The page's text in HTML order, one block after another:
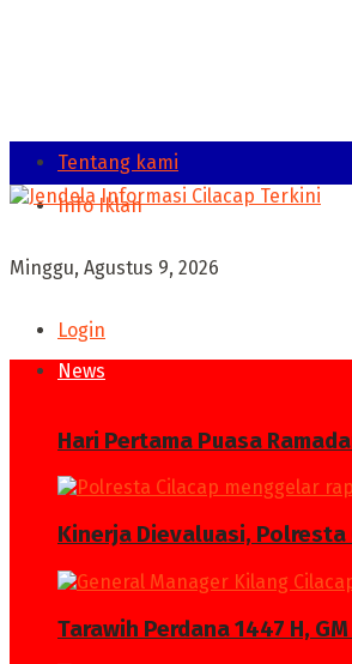
Tentang kami
Info Iklan
Minggu, Agustus 9, 2026
Login
News
Hari Pertama Puasa
Kinerja Dievaluasi,
Tarawih Perdana 1447 H,